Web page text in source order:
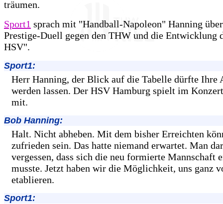
träumen.
Sport1 sprach mit "Handball-Napoleon" Hanning
Prestige-Duell gegen den THW und die Entwicklung
HSV".
Sport1:
Herr Hanning, der Blick auf die Tabelle dürfte Ihre
werden lassen. Der HSV Hamburg spielt im
mit.
Bob Hanning:
Halt. Nicht abheben. Mit dem bisher Erreichten
zufrieden sein. Das hatte niemand erwartet. Man
vergessen, dass sich die neu formierte Mannschaft
musste. Jetzt haben wir die Möglichkeit, uns ganz
etablieren.
Sport1: